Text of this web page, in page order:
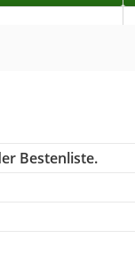
Bestenliste.